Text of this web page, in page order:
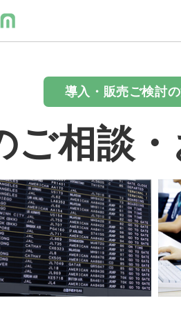
導入・販売ご検討
ご相談